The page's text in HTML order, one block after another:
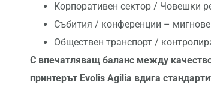
Корпоративен сектор / Човешки
Събития / конференции –
Обществен транспорт /
С впечатляващ баланс между
принтерът Evolis Agilia вдига